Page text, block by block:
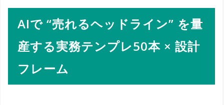
AIで “売れるヘッドライン” を量
産する実務テンプレ50本 × 設計
フレーム